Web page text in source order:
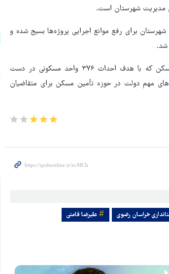
مدیریت شهرستان است.
برای رفع موانع اجرایی پروژه‌ها بسیج شده و
شد.
در ادامه این سفر، سایت ۴۸ هکتاری نهضت ملی مسکن شهر بردسکن که با هدف احداث ۳۷۶ واحد مسکونی در دست
مهم دولت در حوزه تأمین مسکن برای متقاضیان
خراسان رضوی
علیرضا قامتی